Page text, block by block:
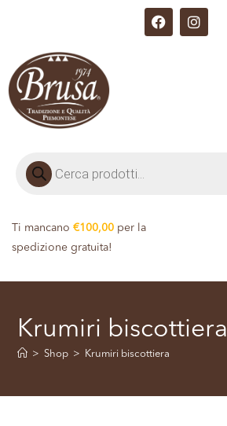
Ti mancano €100,00 per la
spedizione gratuita!
Krumiri biscottiera
> Shop > Krumiri biscottiera